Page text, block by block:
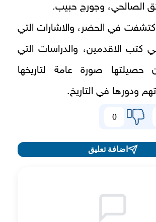
الصالحي، وجورج حبيب.
اكتشفت في الحضر، والاشارات التي
كتب الاقدمين، والدراسات التي
حصيلتها صورة عامة لتاريخها
ودورها في التاريخ.
0
اضافة تعليق